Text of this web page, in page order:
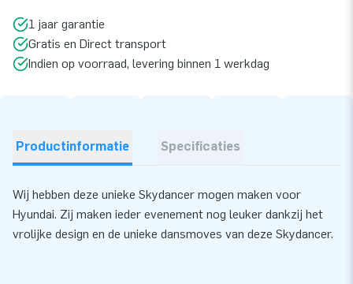
1 jaar garantie
Gratis en Direct transport
Indien op voorraad, levering binnen 1 werkdag
Productinformatie Specificaties
Wij hebben deze unieke Skydancer mogen maken voor
Hyundai. Zij maken ieder evenement nog leuker dankzij het
vrolijke design en de unieke dansmoves van deze Skydancer.